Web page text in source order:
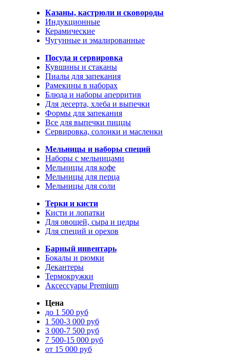
Казаны, кастрюли и сковороды
Индукционные
Керамические
Чугунные и эмалированные
Посуда и сервировка
Кувшины и стаканы
Пиалы для запекания
Рамекины в наборах
Блюда и наборы аперритив
Для десерта, хлеба и выпечки
Формы для запекания
Все для выпечки пиццы
Сервировка, солонки и масленки
Мельницы и наборы специй
Наборы с мельницами
Мельницы для кофе
Мельницы для перца
Мельницы для соли
Терки и кисти
Кисти и лопатки
Для овощей, сыра и цедры
Для специй и орехов
Барный инвентарь
Бокалы и рюмки
Декантеры
Термокружки
Аксессуары Premium
Цена
до 1 500 руб
1 500-3 000 руб
3 000-7 500 руб
7 500-15 000 руб
от 15 000 руб